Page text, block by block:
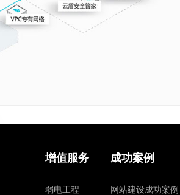
增值服务
弱电工程
成功案例
网站建设成功案例